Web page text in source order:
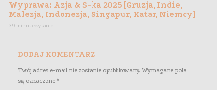
Wyprawa: Azja & S-ka 2025 [Gruzja, Indie,
Malezja, Indonezja, Singapur, Katar, Niemcy]
39 minut czytania
DODAJ KOMENTARZ
Twój adres e-mail nie zostanie opublikowany. Wymagane pola
są oznaczone *